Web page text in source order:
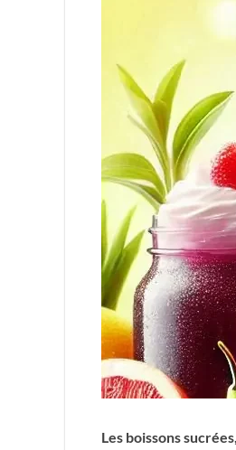
Les boissons